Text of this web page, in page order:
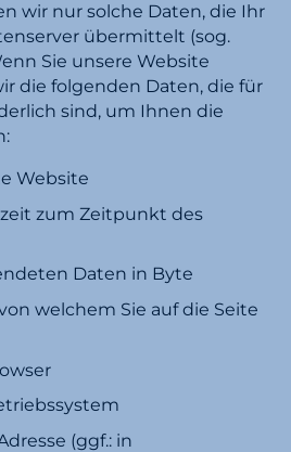
wir nur solche Daten, die Ihr
übermittelt (sog.
Sie unsere Website
die folgenden Daten, die für
sind, um Ihnen die
Website
zum Zeitpunkt des
Daten in Byte
welchem Sie auf die Seite
(ggf.: in